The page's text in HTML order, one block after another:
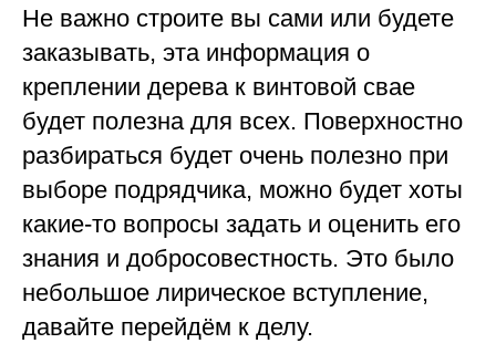
Не важно строите вы сами или будете
заказывать, эта информация о
креплении дерева к винтовой свае
будет полезна для всех. Поверхностно
разбираться будет очень полезно при
выборе подрядчика, можно будет хоты
какие-то вопросы задать и оценить его
знания и добросовестность. Это было
небольшое лирическое вступление,
давайте перейдём к делу.